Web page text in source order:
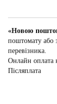
«Новою
поштомату або
перевізника.
Онлайн оплата
Післяплата